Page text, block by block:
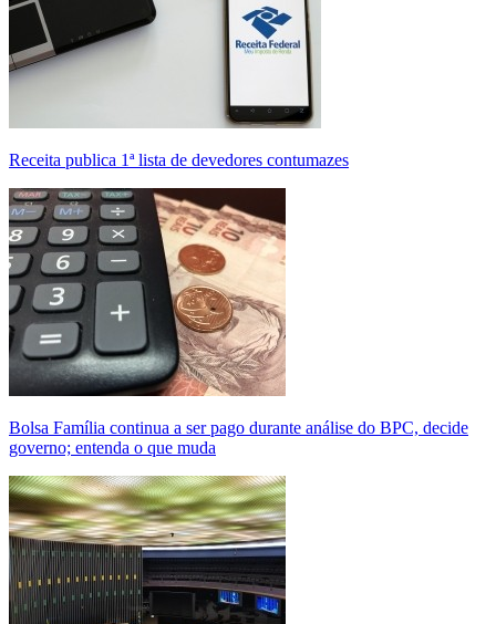
Receita publica 1ª lista de devedores contumazes
Bolsa Família continua a ser pago durante análise do BPC, decide
governo; entenda o que muda